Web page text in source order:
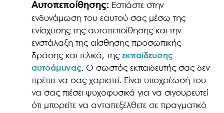
Αυτοπεποίθησης: Εστιάστε στην
ενδυνάμωση του εαυτού σας μέσω της
ενίσχυσης της αυτοπεποίθησης και την
ενστάλαξη της αίσθησης προσωπικής
δράσης και τελικά, τηςεκπαίδευσης
αυτοάμυνας. Ο σωστός εκπαιδευτής σας δεν
πρέπει να σας χαριστεί. Είναι υποχρέωσή του
να σας πιέσει ψυχοφυσικά για να σιγουρευτεί
ότι μπορείτε να ανταπεξέλθετε σε πραγματικό